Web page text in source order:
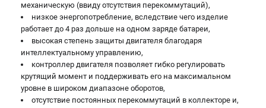
механическую (ввиду отсутствия перекоммутаций),
низкое энергопотребление, вследствие чего изделие
работает до 4 раз дольше на одном заряде батареи,
высокая степень защиты двигателя благодаря
интеллектуальному управлению,
контроллер двигателя позволяет гибко регулировать
крутящий момент и поддерживать его на максимальном
уровне в широком диапазоне оборотов,
отсутствие постоянных перекоммутаций в коллекторе и,